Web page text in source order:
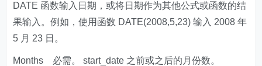
DATE 函数输入日期，或将日期作为其他公式或函数的结
果输入。例如，使用函数 DATE(2008,5,23) 输入 2008 年
5 月 23 日。
Months 必需。 start_date 之前或之后的月份数。